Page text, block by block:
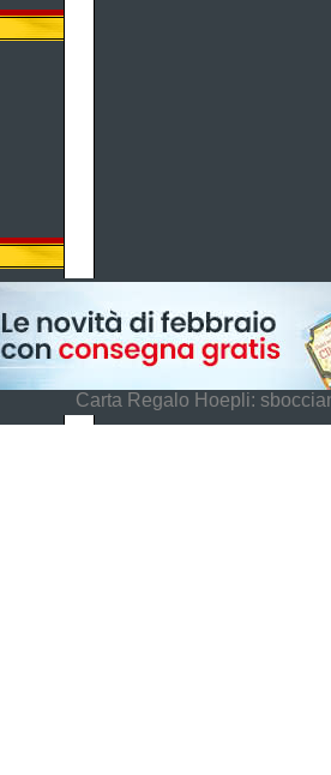
Carta Regalo Hoepli: